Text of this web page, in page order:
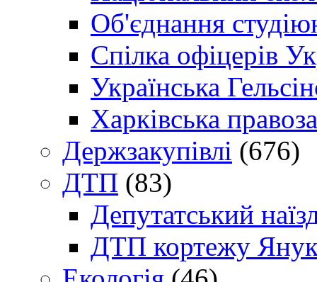
Об'єднання
Спілка офіцерів
Українська
Харківська
Держзакупівлі (676)
ДТП (83)
Депутатський
ДТП кортежу